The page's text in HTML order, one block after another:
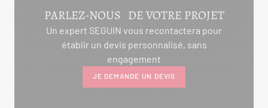
PARLEZ-NOUS DE VOTRE PROJET
Un expert SEGUIN vous recontactera pour
établir un devis personnalisé, sans
engagement
JE DEMANDE UN DEVIS